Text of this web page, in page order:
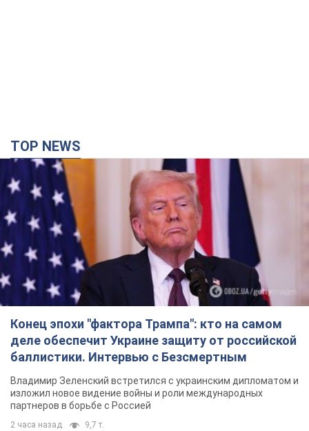
TOP NEWS
Конец эпохи "фактора Трампа": кто на самом
деле обеспечит Украине защиту от российской
баллистики. Интервью с Безсмертным
Владимир Зеленский встретился с украинским дипломатом и
изложил новое видение войны и роли международных
партнеров в борьбе с Россией
2 часа назад 9,7 т.